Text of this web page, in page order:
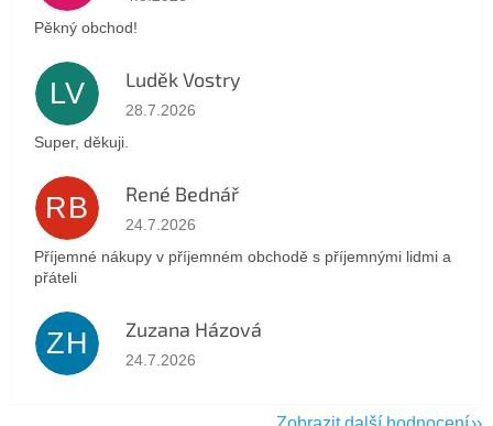
Pěkný obchod!
LV Luděk Vostry
Hodnocení obchodu je 5 z 5 hvězdiček.
28.7.2026
Super, děkuji.
RB René Bednář
Hodnocení obchodu je 5 z 5 hvězdiček.
24.7.2026
Příjemné nákupy v příjemném obchodě s příjemnými lidmi a
přáteli
ZH Zuzana Házová
Hodnocení obchodu je 5 z 5 hvězdiček.
24.7.2026